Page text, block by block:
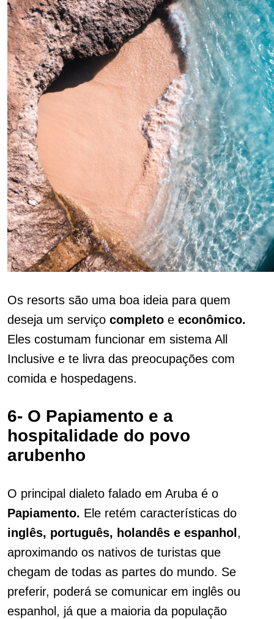
Os resorts são uma boa ideia para quem
deseja um serviço completo e econômico.
Eles costumam funcionar em sistema All
Inclusive e te livra das preocupações com
comida e hospedagens.
6- O Papiamento e a
hospitalidade do povo
arubenho
O principal dialeto falado em Aruba é o
Papiamento. Ele retém características do
inglês, português, holandês e espanhol ,
aproximando os nativos de turistas que
chegam de todas as partes do mundo. Se
preferir, poderá se comunicar em inglês ou
espanhol, já que a maioria da população